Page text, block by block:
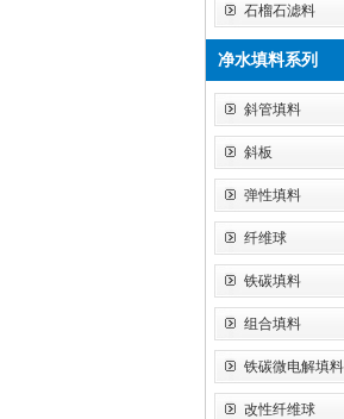
石榴石滤料
净水填料系列
斜管填料
斜板
弹性填料
纤维球
铁碳填料
组合填料
铁碳微电解填料
改性纤维球